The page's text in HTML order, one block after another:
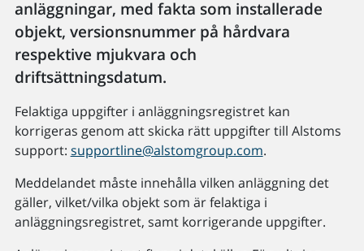
anläggningar, med fakta som installerade
objekt, versionsnummer på hårdvara
respektive mjukvara och
driftsättningsdatum.
Felaktiga uppgifter i anläggningsregistret kan
korrigeras genom att skicka rätt uppgifter till Alstoms
support: supportline@alstomgroup.com.
Meddelandet måste innehålla vilken anläggning det
gäller, vilket/vilka objekt som är felaktiga i
anläggningsregistret, samt korrigerande uppgifter.